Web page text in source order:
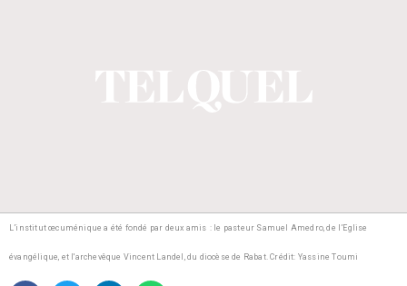
L’institut œcuménique a été fondé par deux amis : le pasteur Samuel Amedro, de l’Eglise
évangélique, et l'archevêque Vincent Landel, du diocèse de Rabat.Crédit: Yassine Toumi